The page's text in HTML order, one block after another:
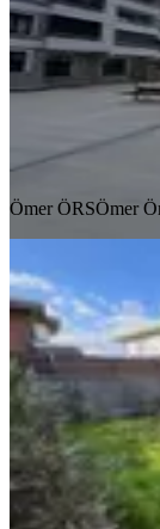
Ömer
Ara
Ömer ÖRSÖmer
%4
Ömer ÖRS Ömer Örs